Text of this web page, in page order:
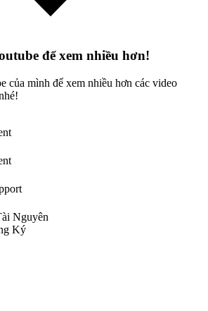
để xem nhiều hơn!
của mình để xem nhiều hơn các video
Nguyên
Ký